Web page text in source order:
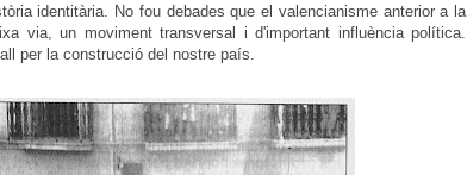
identitària. No fou debades que el valencianisme anterior a la
via, un moviment transversal i d'important influència política.
per la construcció del nostre país.